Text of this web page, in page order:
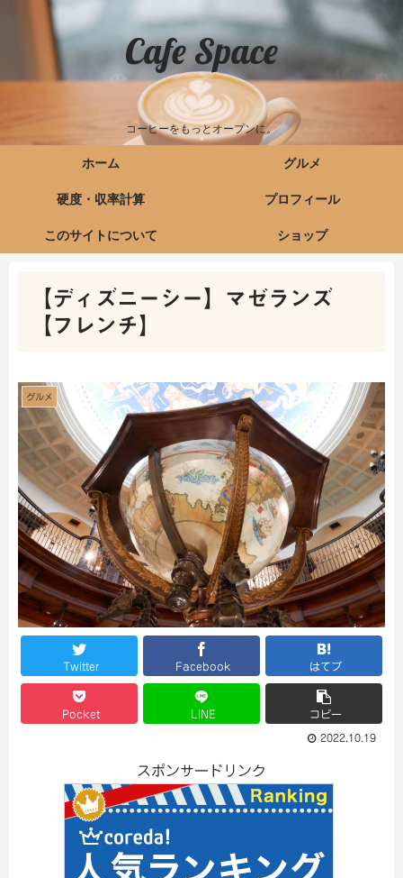
Cafe Space
コーヒーをもっとオープンに。
ホーム グルメ
硬度・収率計算 プロフィール
このサイトについて ショップ
【ディズニーシー】マゼランズ
【フレンチ】
グルメ
Twitter Facebook はてブ
Pocket LINE コピー
2022.10.19
スポンサードリンク